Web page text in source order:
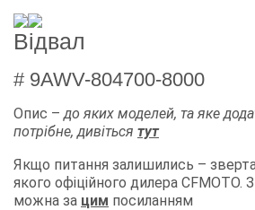
Відвал
# 9AWV-804700-8000
Опис – до яких моделей, та яке
потрібне, дивіться тут
Якщо питання залишились –
якого офіційного дилера CFMOTO.
можна за цим посиланням